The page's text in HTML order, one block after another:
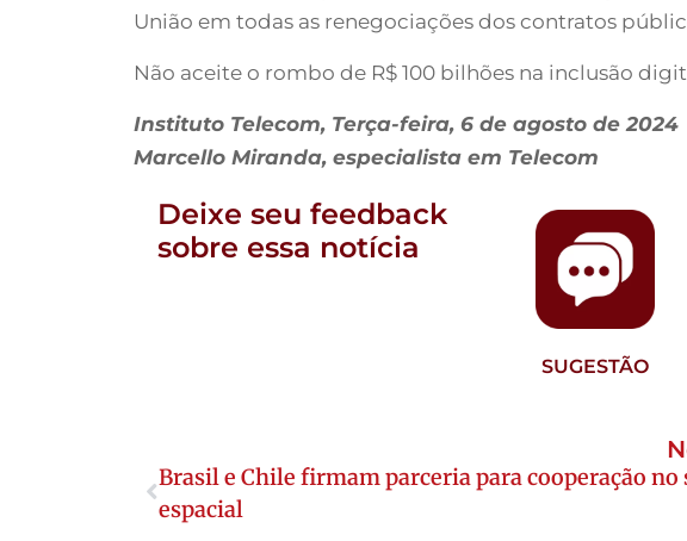
União em todas as renegociações dos contratos
Não aceite o rombo de R$ 100 bilhões na inclusão
Instituto Telecom, Terça-feira, 6 de agosto de 2024
Marcello Miranda, especialista em Telecom
Deixe seu feedback
sobre essa notícia
SUGESTÃO
Brasil e Chile firmam parceria para cooperação no
espacial